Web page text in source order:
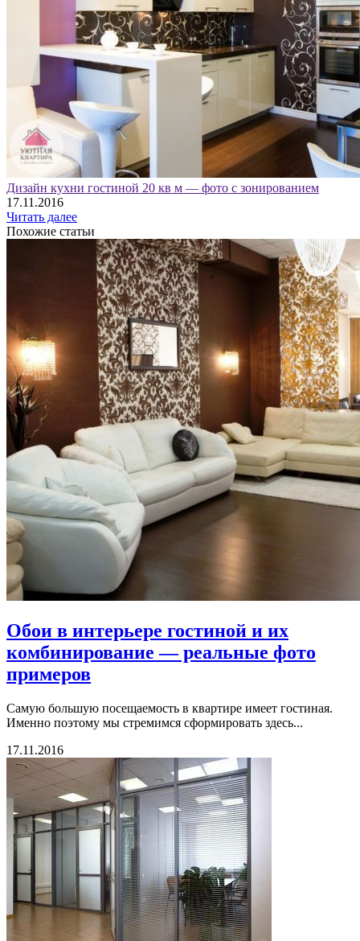
Дизайн кухни гостиной 20 кв м — фото с зонированием
17.11.2016
Читать далее
Похожие статьи
Обои в интерьере гостиной и их
комбинирование — реальные фото
примеров
Самую большую посещаемость в квартире имеет гостиная.
Именно поэтому мы стремимся сформировать здесь...
17.11.2016